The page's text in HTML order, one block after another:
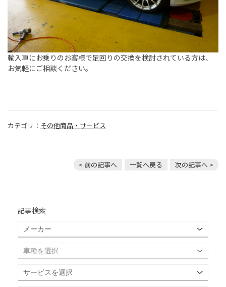
輸入車にお乗りのお客様で足回りの交換を検討されている方は、
お気軽にご相談ください。
カテゴリ： その他商品・サービス
< 前の記事へ 一覧へ戻る 次の記事へ >
記事検索